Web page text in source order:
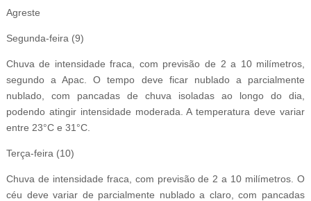
Agreste
Segunda-feira (9)
Chuva de intensidade fraca, com previsão de 2 a 10 milímetros,
segundo a Apac. O tempo deve ficar nublado a parcialmente
nublado, com pancadas de chuva isoladas ao longo do dia,
podendo atingir intensidade moderada. A temperatura deve variar
entre 23°C e 31°C.
Terça-feira (10)
Chuva de intensidade fraca, com previsão de 2 a 10 milímetros. O
céu deve variar de parcialmente nublado a claro, com pancadas